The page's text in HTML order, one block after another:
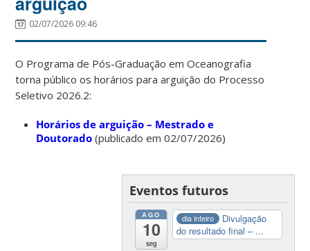
02/07/2026 09:46
O Programa de Pós-Graduação em Oceanografia
torna público os horários para arguição do Processo
Seletivo 2026.2:
Horários de arguição – Mestrado e
Doutorado (publicado em 02/07/2026)
Eventos futuros
AGO
10
seg
dia inteiro
Divulgação
do resultado final – ...